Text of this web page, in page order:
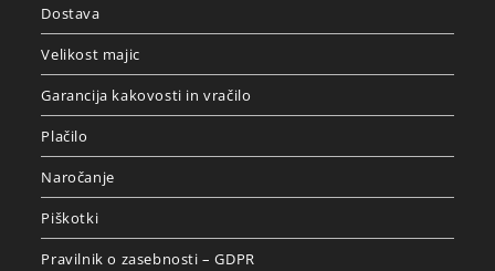
Dostava
Velikost majic
Garancija kakovosti in vračilo
Plačilo
Naročanje
Piškotki
Pravilnik o zasebnosti – GDPR